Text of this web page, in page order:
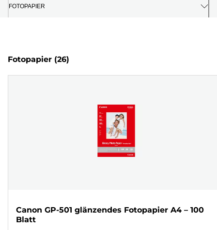
FOTOPAPIER
Fotopapier (26)
Canon GP-501 glänzendes Fotopapier A4 – 100
Blatt